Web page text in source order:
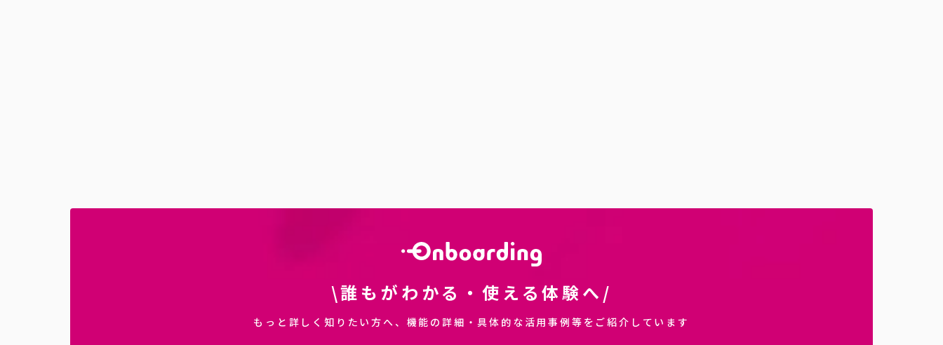
\誰もがわかる・使える体験へ/
もっと詳しく知りたい方へ、機能の詳細・具体的な活用事例等をご紹介しています